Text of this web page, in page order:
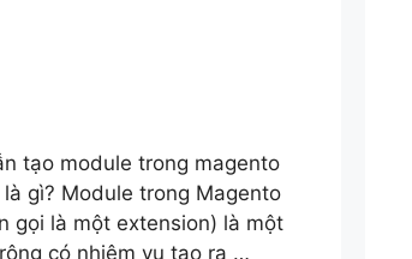
tạo module trong magento
gì? Module trong Magento
gọi là một extension) là một
có nhiệm vụ tạo ra …